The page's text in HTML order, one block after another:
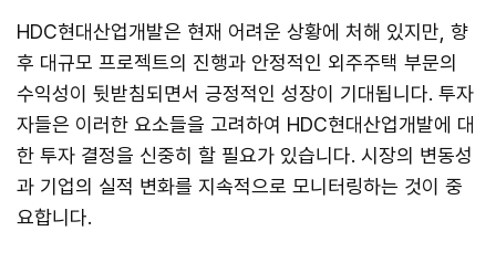
HDC현대산업개발은 현재 어려운 상황에 처해 있지만, 향
후 대규모 프로젝트의 진행과 안정적인 외주주택 부문의
수익성이 뒷받침되면서 긍정적인 성장이 기대됩니다. 투자
자들은 이러한 요소들을 고려하여 HDC현대산업개발에 대
한 투자 결정을 신중히 할 필요가 있습니다. 시장의 변동성
과 기업의 실적 변화를 지속적으로 모니터링하는 것이 중
요합니다.